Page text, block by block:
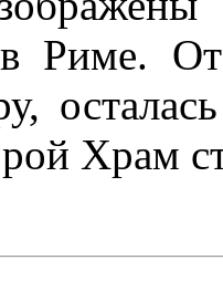
в Риме.
Храм